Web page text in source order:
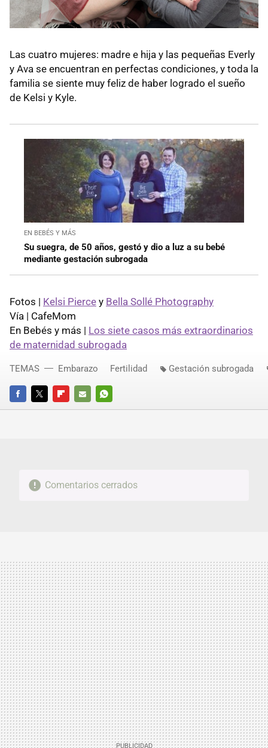
Las cuatro mujeres: madre e hija y las pequeñas Everly
y Ava se encuentran en perfectas condiciones, y toda la
familia se siente muy feliz de haber logrado el sueño
de Kelsi y Kyle.
EN BEBÉS Y MÁS
Su suegra, de 50 años, gestó y dio a luz a su bebé
mediante gestación subrogada
Fotos | Kelsi Pierce y Bella Sollé Photography
Vía | CafeMom
En Bebés y más | Los siete casos más extraordinarios
de maternidad subrogada
FACEBOOKTWITTERFLIPBOARD
E-
WHATSAPP
TEMAS Embarazo Fertilidad Gestación subrogada
Comentarios cerrados